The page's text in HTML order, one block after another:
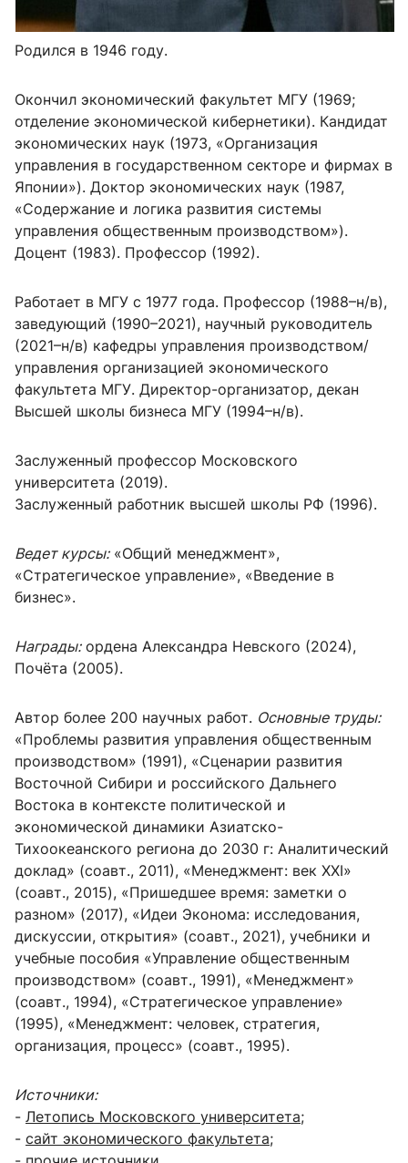
Родился в 1946 году.
Окончил экономический факультет МГУ (1969;
отделение экономической кибернетики). Кандидат
экономических наук (1973, «Организация
управления в государственном секторе и фирмах в
Японии»). Доктор экономических наук (1987,
«Содержание и логика развития системы
управления общественным производством»).
Доцент (1983). Профессор (1992).
Работает в МГУ с 1977 года. Профессор (1988–н/в),
заведующий (1990–2021), научный руководитель
(2021–н/в) кафедры управления производством/
управления организацией экономического
факультета МГУ. Директор-организатор, декан
Высшей школы бизнеса МГУ (1994–н/в).
Заслуженный профессор Московского
университета (2019).
Заслуженный работник высшей школы РФ (1996).
Ведет курсы:«Общий менеджмент»,
«Стратегическое управление», «Введение в
бизнес».
Награды:ордена Александра Невского (2024),
Почёта (2005).
Автор более 200 научных работ. Основные труды:
«Проблемы развития управления общественным
производством» (1991), «Сценарии развития
Восточной Сибири и российского Дальнего
Востока в контексте политической и
экономической динамики Азиатско-
Тихоокеанского региона до 2030 г: Аналитический
доклад» (соавт., 2011), «Менеджмент: век ХХI»
(соавт., 2015), «Пришедшее время: заметки о
разном» (2017), «Идеи Эконома: исследования,
дискуссии, открытия» (соавт., 2021), учебники и
учебные пособия «Управление общественным
производством» (соавт., 1991), «Менеджмент»
(соавт., 1994), «Стратегическое управление»
(1995), «Менеджмент: человек, стратегия,
организация, процесс» (соавт., 1995).
Источники:
- Летопись Московского университета;
- сайт экономического факультета;